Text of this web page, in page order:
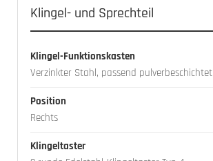
Klingel- und Sprechteil
Klingel-Funktionskasten
Verzinkter Stahl, passend pulverbeschichtet
Position
Rechts
Klingeltaster